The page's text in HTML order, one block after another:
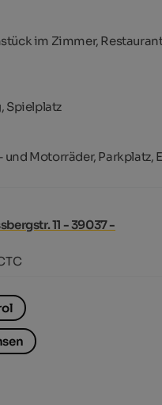
im Zimmer,
Spielplatz
und Motorräder, Parkplatz,
11 - 39037 -